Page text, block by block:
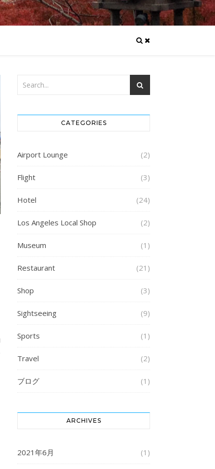
CATEGORIES
Airport Lounge (2)
Flight (3)
Hotel (24)
Los Angeles Local Shop (2)
Museum (1)
Restaurant (21)
Shop (3)
Sightseeing (9)
Sports (1)
Travel (2)
ブログ (1)
ARCHIVES
2021年6月 (1)